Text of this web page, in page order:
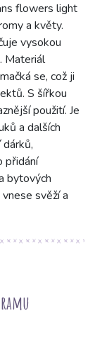
flowers light
a květy.
vysokou
Materiál
se, což ji
S šířkou
použití. Je
a dalších
přidání
bytových
svěží a